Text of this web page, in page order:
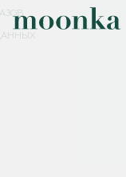
Соглашаюсь с